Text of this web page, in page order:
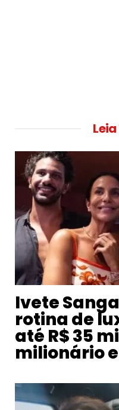
Ivete
rotina de
até R$ 35
milionário